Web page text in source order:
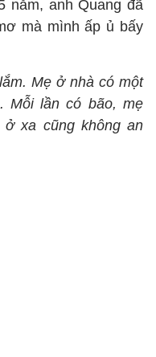
năm, anh Quang đã
mà mình ấp ủ bấy
Mẹ ở nhà có một
Mỗi lần có bão, mẹ
xa cũng không an